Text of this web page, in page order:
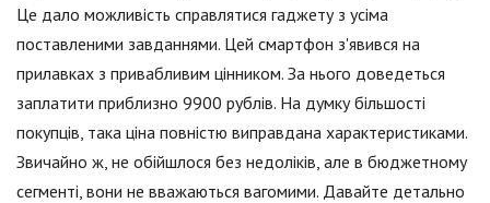
Це дало можливість справлятися гаджету з усіма
поставленими завданнями. Цей смартфон з'явився на
прилавках з привабливим цінником. За нього доведеться
заплатити приблизно 9900 рублів. На думку більшості
покупців, така ціна повністю виправдана характеристиками.
Звичайно ж, не обійшлося без недоліків, але в бюджетному
сегменті, вони не вважаються вагомими. Давайте детально